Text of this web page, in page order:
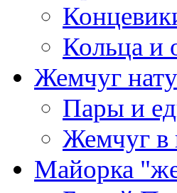
Кольца и
Жемчуг
Пары и
Жемчуг в
Майорка